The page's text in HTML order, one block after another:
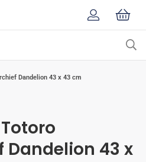
Dandelion 43 x 43 cm
Dandelion 43 x